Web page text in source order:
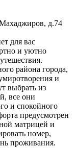
д.74
для вас
и уютно
района города,
и
выбрать из
все они
и спокойного
предусмотрен
матрицей и
номер,
проживания.